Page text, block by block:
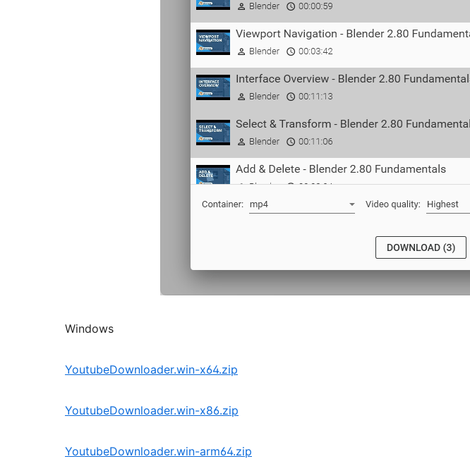
Windows
YoutubeDownloader.win-x64.zip
YoutubeDownloader.win-x86.zip
YoutubeDownloader.win-arm64.zip